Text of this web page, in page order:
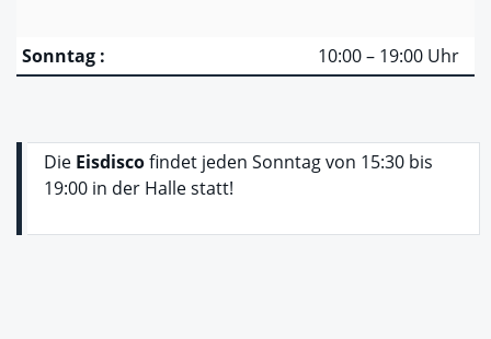
Sonntag : 10:00 – 19:00 Uhr
Die Eisdiscofindet jeden Sonntag von 15:30 bis
19:00 in der Halle statt!